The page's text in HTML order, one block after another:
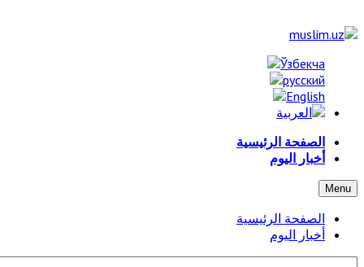
الصفحة الرئيسية
أخبار اليوم
Menu
الصفحة الرئيسية
أخبار اليوم